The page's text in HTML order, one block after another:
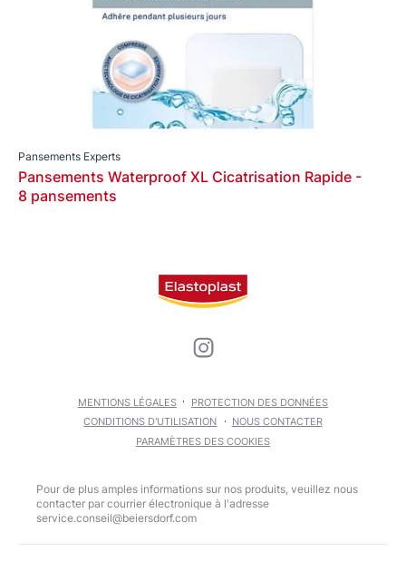
Pansements Experts
Pansements Waterproof XL Cicatrisation Rapide -
8 pansements
MENTIONS LÉGALES
PROTECTION DES DONNÉES
CONDITIONS D'UTILISATION
NOUS CONTACTER
PARAMÈTRES DES COOKIES
Pour de plus amples informations sur nos produits, veuillez nous
contacter par courrier électronique à l'adresse